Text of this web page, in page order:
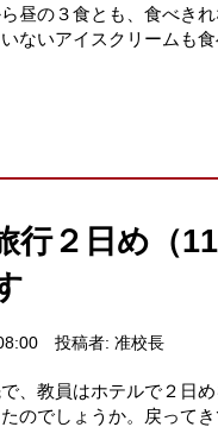
昼の３食とも、食べき
ないアイスクリームも
行２日め（
投稿者: 准校長
、教員はホテルで２日
のでしょうか。戻って